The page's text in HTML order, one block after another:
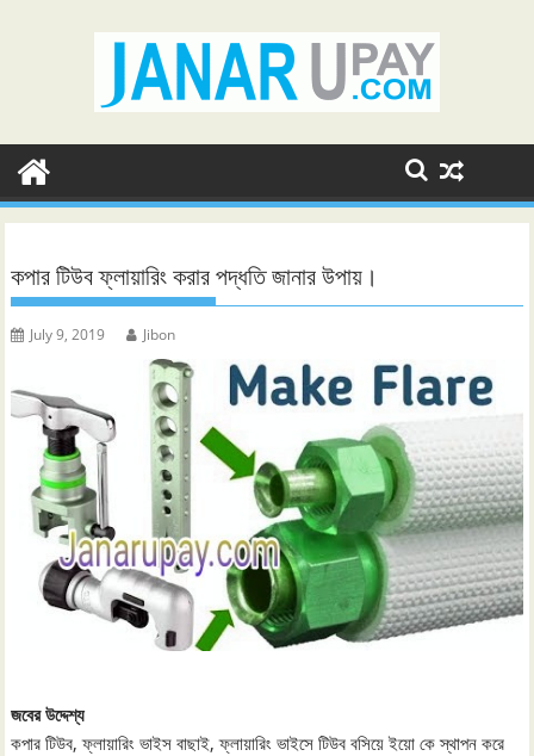
কপার টিউব ফ্লায়ারিং করার পদ্ধতি জানার উপায়।
July 9, 2019 Jibon
জবের উদ্দেশ্য
কপার টিউব, ফ্লায়ারিং ভাইস বাছাই, ফ্লায়ারিং ভাইসে টিউব বসিয়ে ইয়ো কে স্থাপন করে